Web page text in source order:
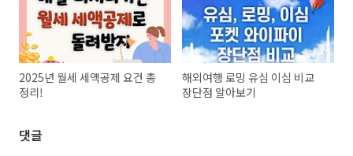
2025년 월세 세액공제 요건 총
정리!
해외여행 로밍 유심 이심 비교
장단점 알아보기
댓글